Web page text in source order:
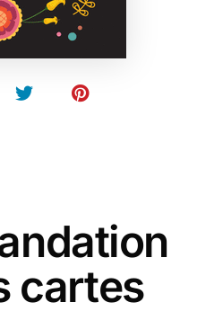
cartes